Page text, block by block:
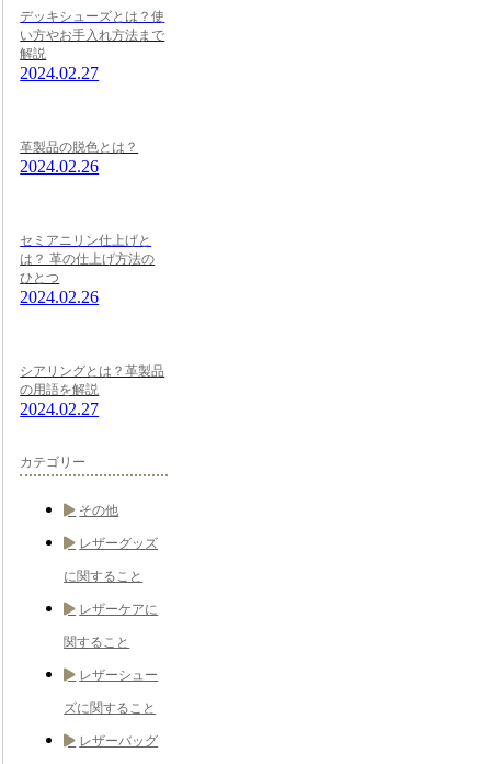
デッキシューズとは？使
い方やお手入れ方法まで
解説
2024.02.27
革製品の脱色とは？
2024.02.26
セミアニリン仕上げと
は？ 革の仕上げ方法の
ひとつ
2024.02.26
シアリングとは？革製品
の用語を解説
2024.02.27
カテゴリー
その他
レザーグッズ
に関すること
レザーケアに
関すること
レザーシュー
ズに関すること
レザーバッグ